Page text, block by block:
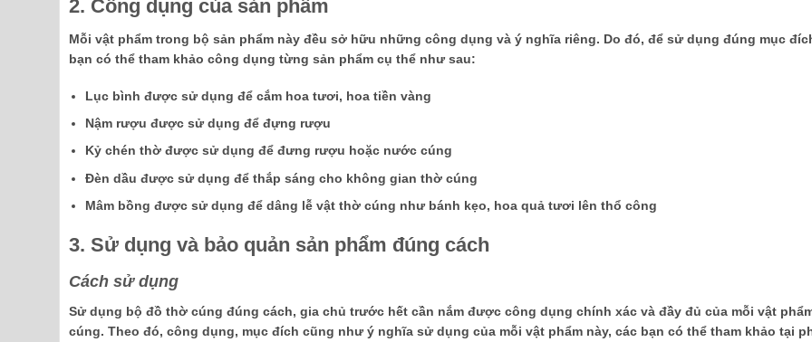
2. Công dụng của sản phẩm
Mỗi vật phẩm trong bộ sản phẩm này đều sở hữu những công dụng và ý nghĩa riêng. Do đó, để sử dụng đúng mục
bạn có thể tham khảo công dụng từng sản phẩm cụ thể như sau:
Lục bình được sử dụng để cắm hoa tươi, hoa tiền vàng
Nậm rượu được sử dụng để đựng rượu
Kỷ chén thờ được sử dụng để đưng rượu hoặc nước cúng
Đèn dầu được sử dụng để thắp sáng cho không gian thờ cúng
Mâm bồng được sử dụng để dâng lễ vật thờ cúng như bánh kẹo, hoa quả tươi lên thổ công
3. Sử dụng và bảo quản sản phẩm đúng cách
Cách sử dụng
Sử dụng bộ đồ thờ cúng đúng cách, gia chủ trước hết cần nắm được công dụng chính xác và đầy đủ của mỗi vật
cúng. Theo đó, công dụng, mục đích cũng như ý nghĩa sử dụng của mỗi vật phẩm này, các bạn có thể tham khảo tại